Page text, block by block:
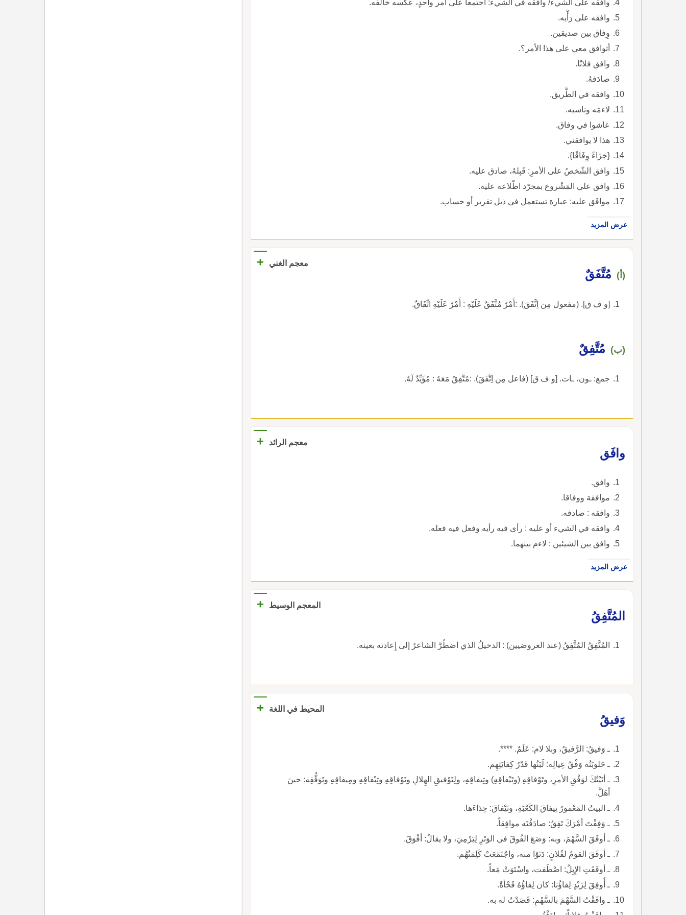
وافقه على الشيء/ وافقه في الشيء: اجتمعا على أمر واحدٍ، عكسه خالفه.
وافقه على رَأْيه.
وِفاق بين صديقين.
أتوافق معي على هذا الأمر؟.
وافق فلانًا.
صادَفهُ.
وافقه في الطَّريق.
لاءمَه وناسبه.
عاشوا في وفاق.
هذا لا يوافقني.
{جَزَاءً وِفَاقًا}.
وافق الشّخصُ على الأمرِ: قَبِلهُ، صادق عليه.
وافق على المَشْروع بمجرّد اطّلاعه عليه.
موافَق عليه: عبارة تستعمل في ذيل تقرير أو حساب.
عرض المزيد
معجم الغني +
(أ) مُتَّفَقٌ
[و ف ق]. (مفعول مِن اِتَّفَقَ). :أَمْرٌ مُتَّفَقٌ عَلَيْهِ : أَمْرٌ عَلَيْهِ اتِّفَاقٌ.
(ب) مُتَّفِقٌ
جمع: ـون، ـات. [و ف ق] (فاعل مِن اِتَّفَقَ). :مُتَّفِقٌ مَعَهُ : مُؤَيِّدٌ لَهُ.
معجم الرائد
+
وافَق
وافق.
موافقة ووفاقا.
وافقه : صادفه.
وافقه في الشيء أو عليه : رأى فيه رأيه وفعل فيه فعله.
وافق بين الشيئين : لاءم بينهما.
عرض المزيد
المعجم الوسيط
+
المُتَّفِقُ
المُتَّفِقُ المُتَّفِقُ (عند العروضيين) : الدخيلُ الذي اضطُرَّ الشاعرُ إلى إِعادته بعينه.
المحيط في اللغة
+
وَفيقُ
ـ وَفيقُ: الرَّفيقُ، وبلا لام: عَلَمٌ. ****.
ـ حَلوبَتُه وَفْقُ عِيالِه: لَبَنُها قَدْرُ كِفايَتِهِم.
ـ أتَيْتُكَ لوَفْقِ الأمرِ، وتَوْفاقِهِ (وتَيْفاقِهِ) وتِيفاقِهِ، ولِتَوْفيقِ الهِلالِ وتَوْفاقِهِ وتِيْفاقِهِ ومِيفاقِهِ وتَوَفُّقِه: حينَ
أهَلَّ.
ـ البيتُ المَعْمورُ تِيفاقَ الكَعْبَةِ، وتَيْفاقَ: حِذاءَها.
ـ وَفِقْتَ أمْرَكَ تَفِقُ: صادَفْتَه موافِقاً.
ـ أوفَقَ السَّهْمَ، وبه: وَضَعَ الفُوقَ في الوَتَرِ لِيَرْمِيَ، ولا يقالُ: أفْوَقَ.
ـ أوفَقَ القومُ لفُلانٍ: دَنَوْا منه، واجْتَمَعَتْ كَلِمَتُهُم.
ـ أوفَقَتِ الإِبِلُ: اصْطَفت، واسْتَوَتْ مَعاً.
ـ أُوفِقَ لِزَيْدٍ لِقاؤُنا: كان لِقاؤُهُ فَجْأةً.
ـ وافَقْتُ السَّهْمَ بالسَّهْمِ: قَصَدْتُ له به.